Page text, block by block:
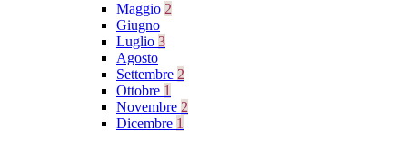
Maggio 2
Giugno
Luglio 3
Agosto
Settembre 2
Ottobre 1
Novembre 2
Dicembre 1